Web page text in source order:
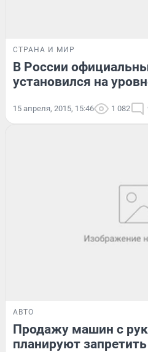
СТРАНА И МИР
В России
установился на
15 апреля, 2015, 15:46 1 082
АВТО
Продажу машин с
планируют запретить